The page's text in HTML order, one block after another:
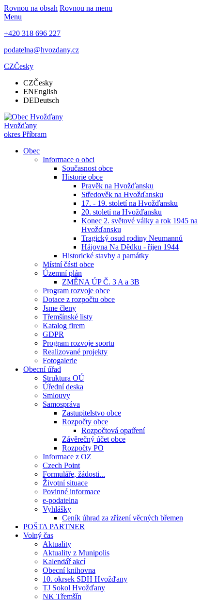
Rovnou na obsah Rovnou na menu
Menu
+420 318 696 227
podatelna@hvozdany.cz
CZČesky
CZČesky
ENEnglish
DEDeutsch
Hvožďany
okres Příbram
Obec
Informace o obci
Současnost obce
Historie obce
Pravěk na Hvožďansku
Středověk na Hvožďansku
17. - 19. století na Hvožďansku
20. století na Hvožďansku
Konec 2. světové války a rok 1945 na
Hvožďansku
Tragický osud rodiny Neumannů
Hájovna Na Dědku - říjen 1944
Historické stavby a památky
Místní části obce
Územní plán
ZMĚNA ÚP Č. 3 A a 3B
Program rozvoje obce
Dotace z rozpočtu obce
Jsme členy
Třemšínské listy
Katalog firem
GDPR
Program rozvoje sportu
Realizované projekty
Fotogalerie
Obecní úřad
Struktura OÚ
Úřední deska
Smlouvy
Samospráva
Zastupitelstvo obce
Rozpočty obce
Rozpočtová opatření
Závěrečný účet obce
Rozpočty PO
Informace z OZ
Czech Point
Formuláře, žádosti...
Životní situace
Povinné informace
e-podatelna
Vyhlášky
Ceník úhrad za zřízení věcných břemen
POŠTA PARTNER
Volný čas
Aktuality
Aktuality z Munipolis
Kalendář akcí
Obecní knihovna
10. okrsek SDH Hvožďany
TJ Sokol Hvožďany
NK Třemšín